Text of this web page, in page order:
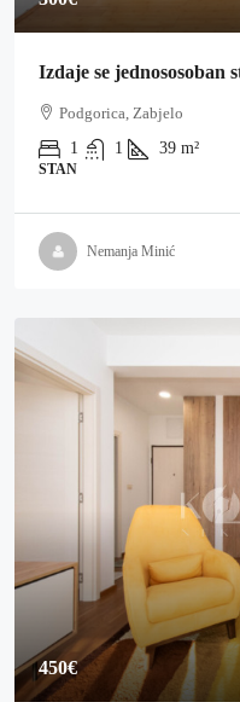
Izdaje se jednososoban
Podgorica, Zabjelo
1
1 39 m²
STAN
Nemanja Minić
450€